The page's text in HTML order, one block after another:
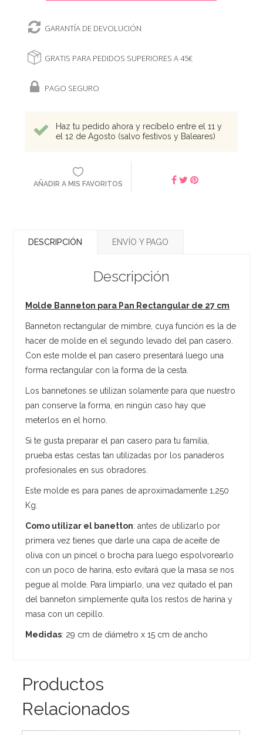
GARANTÍA DE DEVOLUCIÓN
GRATIS PARA PEDIDOS SUPERIORES A 45€
PAGO SEGURO
Haz tu pedido ahora y recíbelo entre el 11 y
el 12 de Agosto (salvo festivos y Baleares)
AÑADIR A MIS FAVORITOS
DESCRIPCIÓN ENVÍO Y PAGO
Descripción
Molde Banneton para Pan Rectangular de 27 cm
Banneton rectangular de mimbre, cuya función es la de
hacer de molde en el segundo levado del pan casero.
Con este molde el pan casero presentará luego una
forma rectangular con la forma de la cesta.
Los bannetones se utilizan solamente para que nuestro
pan conserve la forma, en ningún caso hay que
meterlos en el horno.
Si te gusta preparar el pan casero para tu familia,
prueba estas cestas tan utilizadas por los panaderos
profesionales en sus obradores.
Este molde es para panes de aproximadamente 1,250
Kg.
Como utilizar el banetton: antes de utilizarlo por
primera vez tienes que darle una capa de aceite de
oliva con un pincel o brocha para luego espolvorearlo
con un poco de harina, esto evitará que la masa se nos
pegue al molde. Para limpiarlo, una vez quitado el pan
del banneton simplemente quita los restos de harina y
masa con un cepillo.
Medidas: 29 cm de diámetro x 15 cm de ancho
Productos
Relacionados